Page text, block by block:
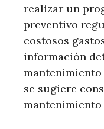
realizar un
preventivo
costosos
información
se sugiere